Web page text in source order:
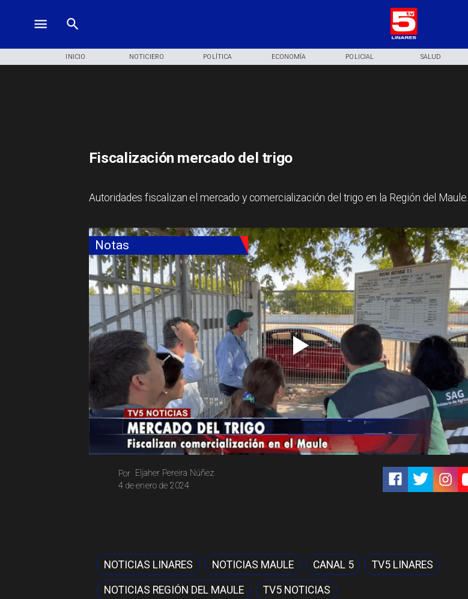
INICIO NOTICIERO POLÍTICA ECONOMÍA POLICIAL SALUD
Notas
Eljaher Pereira Núñez
Por
4 de enero de 2024
Fiscalización mercado del trigo
​Autoridades fiscalizan el mercado y comercialización del trigo en la Región del Maule.
NOTICIAS LINARES NOTICIAS MAULE CANAL 5 TV5 LINARES
NOTICIAS REGIÓN DEL MAULE TV5 NOTICIAS